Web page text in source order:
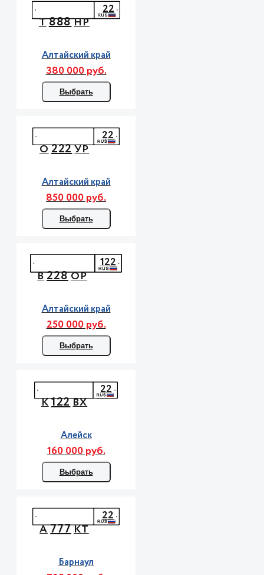
Т888НР
22
Алтайский край
380 000 руб.
Выбрать
О222УР
22
Алтайский край
850 000 руб.
Выбрать
В228ОР
122
Алтайский край
250 000 руб.
Выбрать
К122ВХ
22
Алейск
160 000 руб.
Выбрать
А777КТ
22
Барнаул